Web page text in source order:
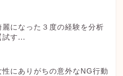
麗になった３度の経験を分析
試す...
性にありがちの意外なNG行動